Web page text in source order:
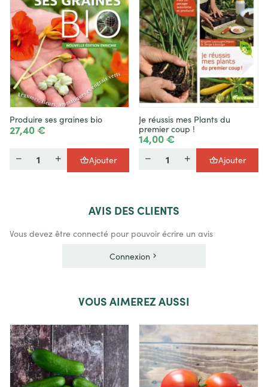
Produire ses graines bio
27,40 €
Ajouter
Je réussis mes Plants du
premier coup !
14,00 €
Ajouter
AVIS DES CLIENTS
Vous devez être connecté pour pouvoir écrire un avis
Connexion
VOUS AIMEREZ AUSSI